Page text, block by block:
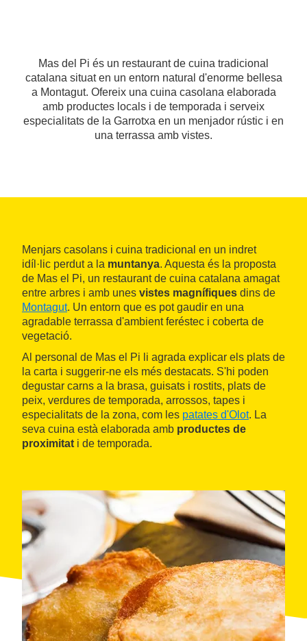
Mas del Pi és un restaurant de cuina tradicional
catalana situat en un entorn natural d'enorme bellesa
a Montagut. Ofereix una cuina casolana elaborada
amb productes locals i de temporada i serveix
especialitats de la Garrotxa en un menjador rústic i en
una terrassa amb vistes.
Menjars casolans i cuina tradicional en un indret
idíl·lic perdut a la muntanya. Aquesta és la proposta
de Mas el Pi, un restaurant de cuina catalana amagat
entre arbres i amb unes vistes magnífiques dins de
Montagut. Un entorn que es pot gaudir en una
agradable terrassa d'ambient feréstec i coberta de
vegetació.
Al personal de Mas el Pi li agrada explicar els plats de
la carta i suggerir-ne els més destacats. S'hi poden
degustar carns a la brasa, guisats i rostits, plats de
peix, verdures de temporada, arrossos, tapes i
especialitats de la zona, com les patates d'Olot. La
seva cuina està elaborada amb productes de
proximitat i de temporada.